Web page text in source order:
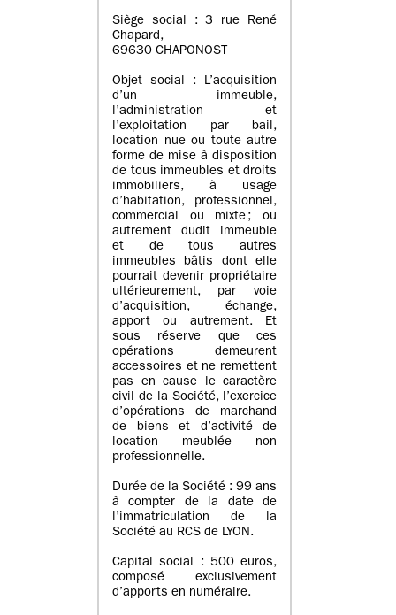
Siège social : 3 rue René
Chapard,
69630 CHAPONOST
Objet social : L’acquisition
d’un immeuble,
l’administration et
l’exploitation par bail,
location nue ou toute autre
forme de mise à disposition
de tous immeubles et droits
immobiliers, à usage
d’habitation, professionnel,
commercial ou mixte ; ou
autrement dudit immeuble
et de tous autres
immeubles bâtis dont elle
pourrait devenir propriétaire
ultérieurement, par voie
d’acquisition, échange,
apport ou autrement. Et
sous réserve que ces
opérations demeurent
accessoires et ne remettent
pas en cause le caractère
civil de la Société, l’exercice
d’opérations de marchand
de biens et d’activité de
location meublée non
professionnelle.
Durée de la Société : 99 ans
à compter de la date de
l’immatriculation de la
Société au RCS de LYON.
Capital social : 500 euros,
composé exclusivement
d’apports en numéraire.